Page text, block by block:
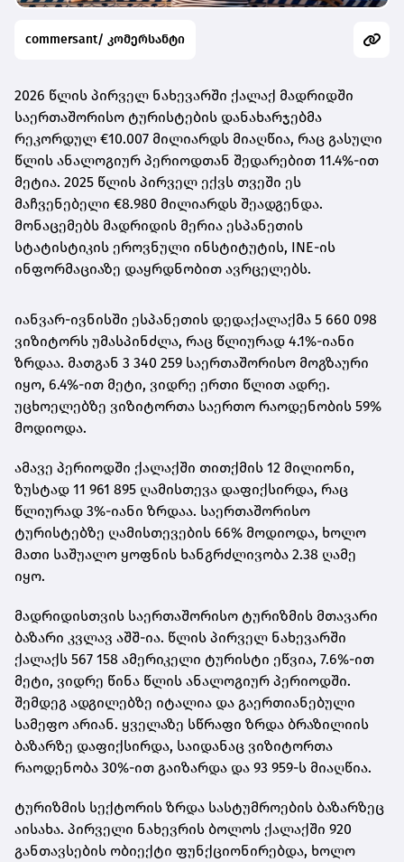
commersant/ კომერსანტი
2026 წლის პირველ ნახევარში ქალაქ მადრიდში
საერთაშორისო ტურისტების დანახარჯებმა
რეკორდულ €10.007 მილიარდს მიაღწია, რაც გასული
წლის ანალოგიურ პერიოდთან შედარებით 11.4%-ით
მეტია. 2025 წლის პირველ ექვს თვეში ეს
მაჩვენებელი €8.980 მილიარდს შეადგენდა.
მონაცემებს მადრიდის მერია ესპანეთის
სტატისტიკის ეროვნული ინსტიტუტის, INE-ის
ინფორმაციაზე დაყრდნობით ავრცელებს.
იანვარ-ივნისში ესპანეთის დედაქალაქმა 5 660 098
ვიზიტორს უმასპინძლა, რაც წლიურად 4.1%-იანი
ზრდაა. მათგან 3 340 259 საერთაშორისო მოგზაური
იყო, 6.4%-ით მეტი, ვიდრე ერთი წლით ადრე.
უცხოელებზე ვიზიტორთა საერთო რაოდენობის 59%
მოდიოდა.
ამავე პერიოდში ქალაქში თითქმის 12 მილიონი,
ზუსტად 11 961 895 ღამისთევა დაფიქსირდა, რაც
წლიურად 3%-იანი ზრდაა. საერთაშორისო
ტურისტებზე ღამისთევების 66% მოდიოდა, ხოლო
მათი საშუალო ყოფნის ხანგრძლივობა 2.38 ღამე
იყო.
მადრიდისთვის საერთაშორისო ტურიზმის მთავარი
ბაზარი კვლავ აშშ-ია. წლის პირველ ნახევარში
ქალაქს 567 158 ამერიკელი ტურისტი ეწვია, 7.6%-ით
მეტი, ვიდრე წინა წლის ანალოგიურ პერიოდში.
შემდეგ ადგილებზე იტალია და გაერთიანებული
სამეფო არიან. ყველაზე სწრაფი ზრდა ბრაზილიის
ბაზარზე დაფიქსირდა, საიდანაც ვიზიტორთა
რაოდენობა 30%-ით გაიზარდა და 93 959-ს მიაღწია.
ტურიზმის სექტორის ზრდა სასტუმროების ბაზარზეც
აისახა. პირველი ნახევრის ბოლოს ქალაქში 920
განთავსების ობიექტი ფუნქციონირებდა, ხოლო